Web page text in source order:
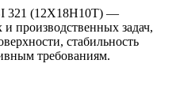
321 (12Х18Н10Т) —
производственных задач,
стабильность
требованиям.